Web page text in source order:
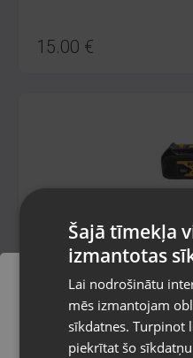
15.00 €
DeWalt 18V 4.0AH
Rīga, Dižozolu iela 11
Stāvoklis Lietots (Garantija
Pasūtījumi
Šajā tīmekļa
izmantotas
Lai nodrošinātu
mēs izmantojam
sīkdatnes. Turpinot
piekrītat šo